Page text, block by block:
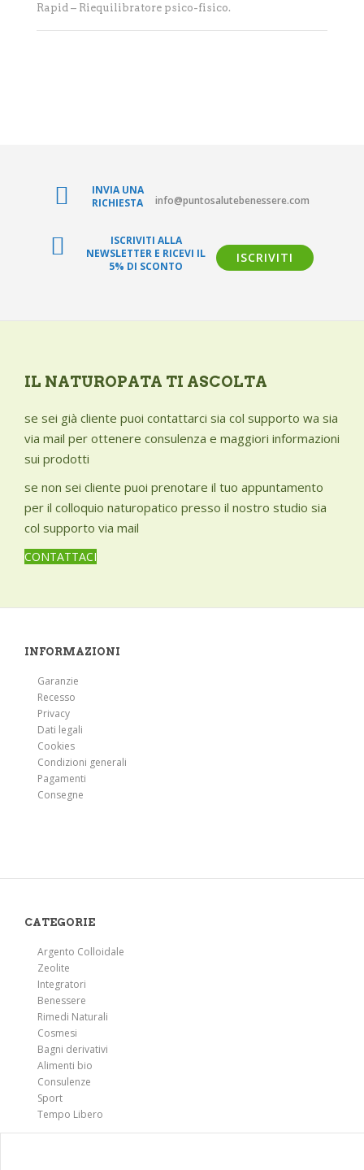
AREA RISERVATA
Rapid – Riequilibratore psico-fisico.
INVIA UNA
RICHIESTA
info@puntosalutebenessere.com
ISCRIVITI ALLA
NEWSLETTER E RICEVI IL
5% DI SCONTO
ISCRIVITI
IL NATUROPATA TI ASCOLTA
se sei già cliente puoi contattarci sia col supporto wa sia
via mail per ottenere consulenza e maggiori informazioni
sui prodotti
se non sei cliente puoi prenotare il tuo appuntamento
per il colloquio naturopatico presso il nostro studio sia
col supporto via mail
CONTATTACI
INFORMAZIONI
Garanzie
Recesso
Privacy
Dati legali
Cookies
Condizioni generali
Pagamenti
Consegne
CATEGORIE
Argento Colloidale
Zeolite
Integratori
Benessere
Rimedi Naturali
Cosmesi
Bagni derivativi
Alimenti bio
Consulenze
Sport
Tempo Libero